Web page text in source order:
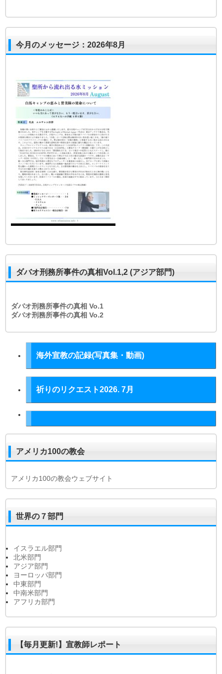
今月のメッセージ：2026年8月
ダバオ刑務所事件の真相Vol.1,2 (アジア部門)
ダバオ刑務所事件の真相Vo.1
ダバオ刑務所事件の真相Vo.2
海外宣教の記録(写真集・動画)
祈りのリクエスト2026. 7月
アメリカ100の教会
アメリカ100の教会ウェブサイト
世界の７部門
イスラエル部門
北米部門
アジア部門
ヨーロッパ部門
中東部門
中南米部門
アフリカ部門
【毎月更新!】宣教師レポート